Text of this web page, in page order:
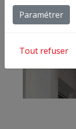
Paramétrer
Tout refuser